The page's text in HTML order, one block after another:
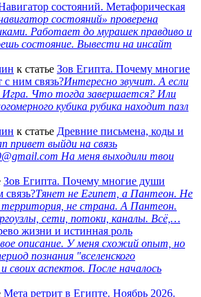
состояний. Метафорическая
состояний» проверена
Работает до мурашек правдиво и
состояние. Вывести на инсайт
к статье Зов Египта. Почему многие
ним связь?Интересно звучит. А если
Игра. Что тогда завершается? Или
кубика рубика находит пазл
к статье Древние письмена, коды и
привет выйди на связь
На меня выходили твои
Зов Египта. Почему многие души
связь?Тянет не Египет, а Пантеон. Не
не страна. А Пантеон.
сети, потоки, каналы. Всё,…
жизни и истинная роль
описание. У меня схожий опыт, но
познания "вселенского
своих аспектов. После началось
Мета ретрит в Египте. Ноябрь 2026.